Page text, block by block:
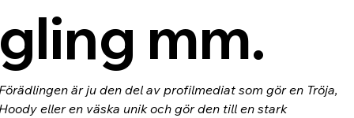
mm.
är ju den del av profilmediat som gör en Tröja,
eller en väska unik och gör den till en stark